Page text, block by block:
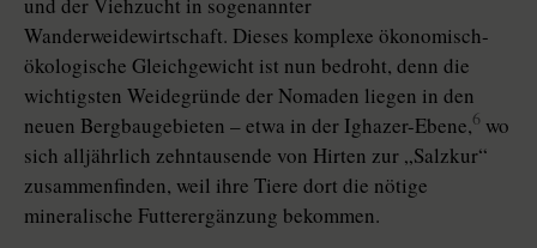
und der Viehzucht in sogenannter
Wanderweidewirtschaft. Dieses komplexe ökonomisch-
ökologische Gleichgewicht ist nun bedroht, denn die
wichtigsten Weidegründe der Nomaden liegen in den
neuen Bergbaugebieten – etwa in der Ighazer-Ebene,6 wo
sich alljährlich zehntausende von Hirten zur „Salzkur“
zusammenfinden, weil ihre Tiere dort die nötige
mineralische Futterergänzung bekommen.